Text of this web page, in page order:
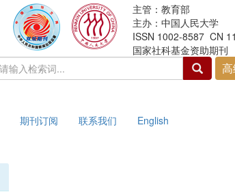
主管：教育部
主办：中国人民大学
ISSN 1002-8587 CN
国家社科基金资助期刊
期刊订阅 联系我们 English